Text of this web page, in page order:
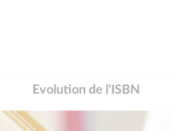
Evolution de l’ISBN